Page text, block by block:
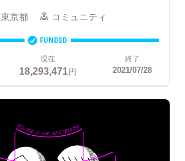
東京都 コミュニティ
FUNDED
現在
18,293,471円
終了
2021/07/28